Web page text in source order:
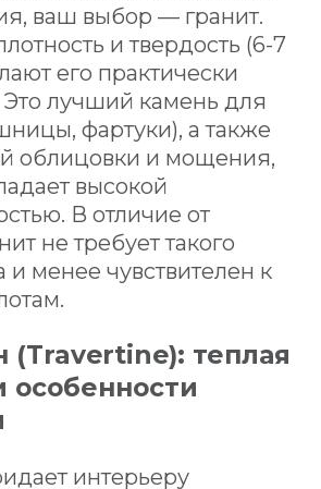
ваш выбор — гранит.
и твердость (6-7
его практически
лучший камень для
фартуки), а также
облицовки и мощения,
высокой
В отличие от
не требует такого
и менее чувствителен к
(Travertine): теплая
особенности
интерьеру